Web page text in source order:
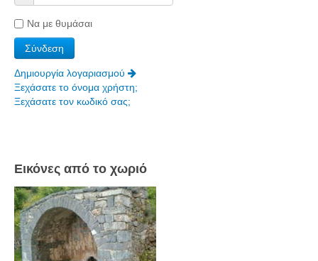
Να με θυμάσαι
Δημιουργία λογαριασμού
Ξεχάσατε το όνομα χρήστη;
Ξεχάσατε τον κωδικό σας;
Εικόνες από το χωριό